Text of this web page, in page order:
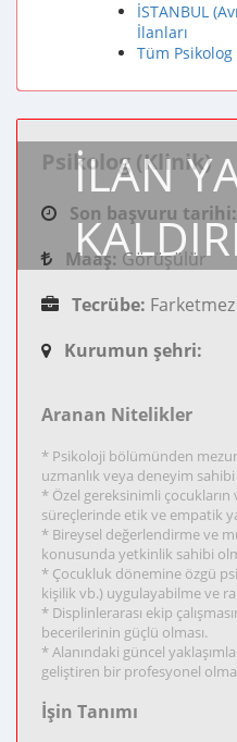
İSTANBUL
İlanları
Tüm
İLAN
Psikolog (Klinik)
Son başvuru tarihi:
Maaş: Görüşülür
Tecrübe: Farketmez
Kurumun şehri:
Aranan Nitelikler
* Psikoloji bölümünden
uzmanlık veya deneyim
* Özel gereksinimli
süreçlerinde etik ve empatik
* Bireysel değerlendirme ve
konusunda yetkinlik sahibi
* Çocukluk dönemine özgü
kişilik vb.) uygulayabilme ve
* Displinlerarası ekip
becerilerinin güçlü olması.
* Alanındaki güncel
geliştiren bir profesyonel
İşin Tanımı